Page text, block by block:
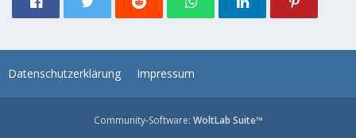
Datenschutzerklärung Impressum
Community-Software: WoltLab Suite™